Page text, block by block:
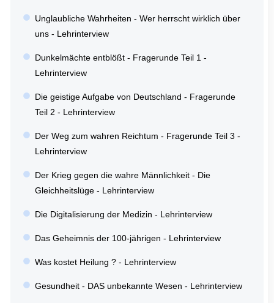
Unglaubliche Wahrheiten - Wer herrscht wirklich über
uns - Lehrinterview
Dunkelmächte entblößt - Fragerunde Teil 1 -
Lehrinterview
Die geistige Aufgabe von Deutschland - Fragerunde
Teil 2 - Lehrinterview
Der Weg zum wahren Reichtum - Fragerunde Teil 3 -
Lehrinterview
Der Krieg gegen die wahre Männlichkeit - Die
Gleichheitslüge - Lehrinterview
Die Digitalisierung der Medizin - Lehrinterview
Das Geheimnis der 100-jährigen - Lehrinterview
Was kostet Heilung ? - Lehrinterview
Gesundheit - DAS unbekannte Wesen - Lehrinterview